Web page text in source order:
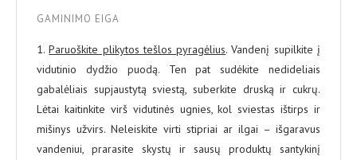
GAMINIMO EIGA
1.Paruoškite plikytos tešlos pyragėlius. Vandenį supilkite į
vidutinio dydžio puodą. Ten pat sudėkite nedideliais
gabalėliais supjaustytą sviestą, suberkite druską ir cukrų.
Lėtai kaitinkite virš vidutinės ugnies, kol sviestas ištirps ir
mišinys užvirs. Neleiskite virti stipriai ar ilgai – išgaravus
vandeniui, prarasite skystų ir sausų produktų santykinį